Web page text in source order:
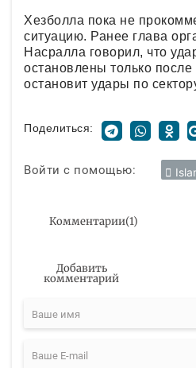
Хезболла пока не
ситуацию. Ранее глава
Насралла говорил, что
остановлены только после
остановит удары по
Поделиться:
Войти с помощью:
Комментарии(1)
Добавить
комментарий